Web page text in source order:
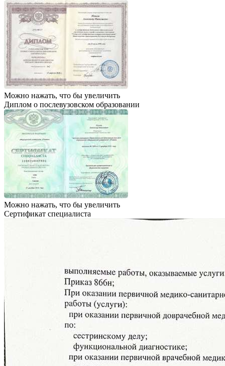
Можно нажать, что бы увеличить
Диплом о послевузовском образовании
Можно нажать, что бы увеличить
Сертификат специалиста